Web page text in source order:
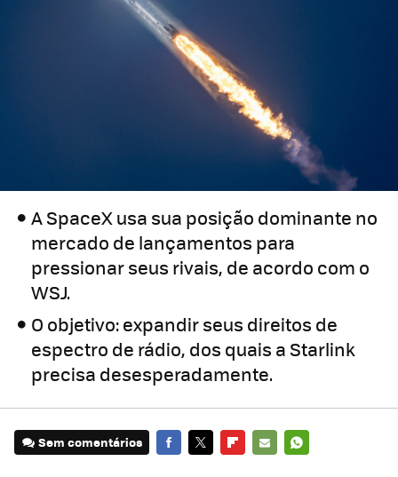
A SpaceX usa sua posição dominante no
mercado de lançamentos para
pressionar seus rivais, de acordo com o
WSJ.
O objetivo: expandir seus direitos de
espectro de rádio, dos quais a Starlink
precisa desesperadamente.
Sem comentários